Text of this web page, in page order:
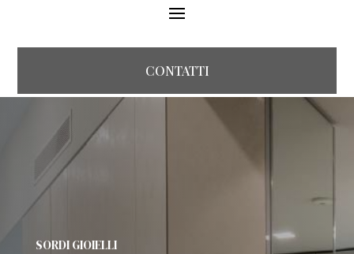
CONTATTI
SORDI GIOIELLI